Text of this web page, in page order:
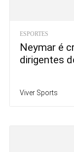
ESPORTES
Neymar é
dirigentes
Viver Sports